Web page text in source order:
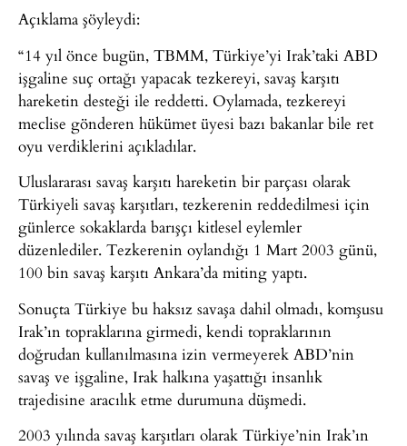
Açıklama şöyleydi:
“14 yıl önce bugün, TBMM, Türkiye’yi Irak’taki ABD
işgaline suç ortağı yapacak tezkereyi, savaş karşıtı
hareketin desteği ile reddetti. Oylamada, tezkereyi
meclise gönderen hükümet üyesi bazı bakanlar bile ret
oyu verdiklerini açıkladılar.
Uluslararası savaş karşıtı hareketin bir parçası olarak
Türkiyeli savaş karşıtları, tezkerenin reddedilmesi için
günlerce sokaklarda barışçı kitlesel eylemler
düzenlediler. Tezkerenin oylandığı 1 Mart 2003 günü,
100 bin savaş karşıtı Ankara’da miting yaptı.
Sonuçta Türkiye bu haksız savaşa dahil olmadı, komşusu
Irak’ın topraklarına girmedi, kendi topraklarının
doğrudan kullanılmasına izin vermeyerek ABD’nin
savaş ve işgaline, Irak halkına yaşattığı insanlık
trajedisine aracılık etme durumuna düşmedi.
2003 yılında savaş karşıtları olarak Türkiye’nin Irak’ın